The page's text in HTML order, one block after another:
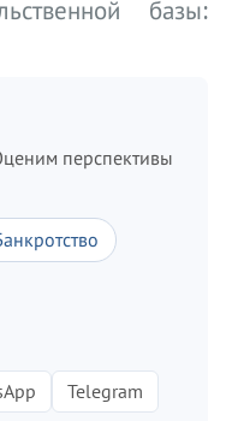
базы:
перспективы
Telegram